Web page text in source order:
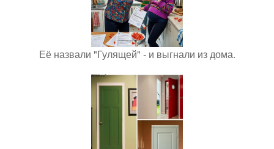
Её назвали "Гулящей" - и выгнали из дома.